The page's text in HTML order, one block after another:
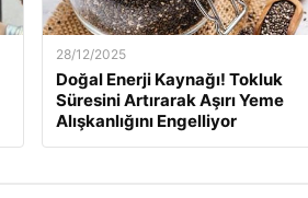
28/12/2025
Doğal Enerji Kaynağı! Tokluk
Süresini Artırarak Aşırı Yeme
Alışkanlığını Engelliyor